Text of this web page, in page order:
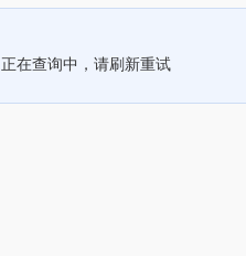
正在查询中，请刷新重试